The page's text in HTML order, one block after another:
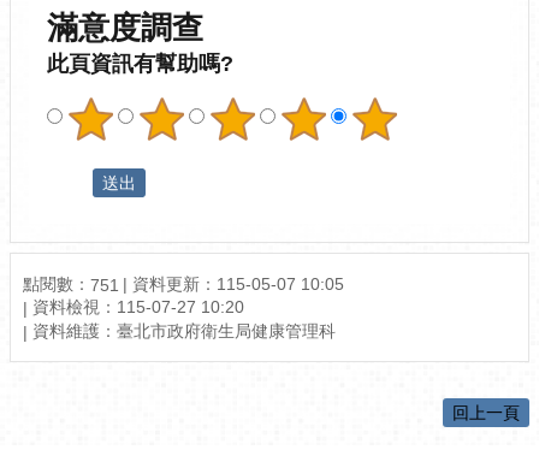
滿意度調查
此頁資訊有幫助嗎?
點閱數： 751
資料更新：115-05-07 10:05
資料檢視：115-07-27 10:20
資料維護：臺北市政府衛生局健康管理科
回上一頁